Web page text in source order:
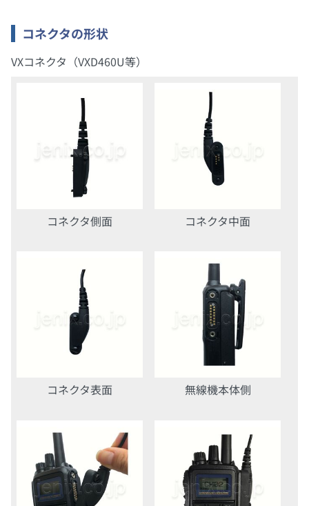
コネクタの形状
VXコネクタ（VXD460U等）
コネクタ側面 コネクタ中面
コネクタ表面 無線機本体側